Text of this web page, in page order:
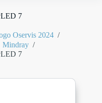
7
Oservis 2024 /
Mindray /
7